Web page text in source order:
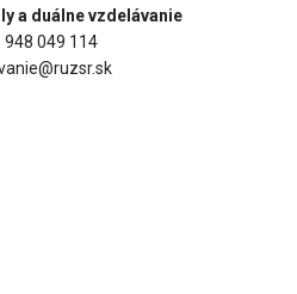
a duálne vzdelávanie
948 049 114